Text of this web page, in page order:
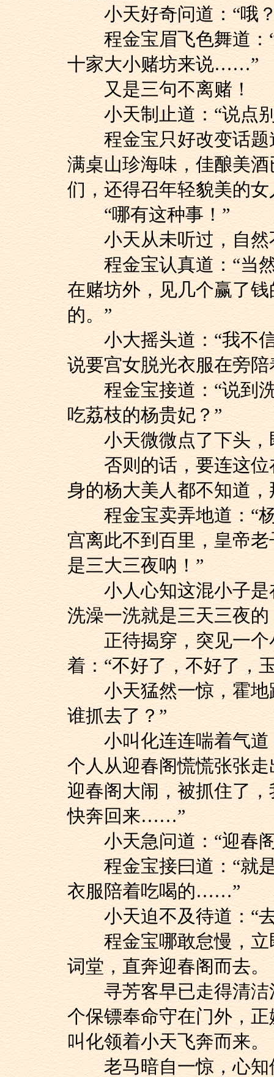
小天好奇问道：“哦？
程金宝眉飞色舞道：“
十家大小赌坊来说……”
又是三句不离赌！
小天制止道：“说点别
程金宝只好改变话题
满桌山珍海味，佳酿美
们，还得召年轻貌美的
“哪有这种事！”
小天从未听过，自然
程金宝认真道：“当然
在赌坊外，见几个赢了
的。”
小大摇头道：“我不信
说要宫女脱光衣服在旁
程金宝接道：“说到洗
吃荔枝的杨贵妃？”
小天微微点了下头，
否则的话，要连这位
身的杨大美人都不知道
程金宝卖弄地道：“杨
宫离此不到百里，皇帝
是三大三夜呐！”
小人心知这混小子是
洗澡一洗就是三天三夜的
正待揭穿，突见一个
着：“不好了，不好了，
小天猛然一惊，霍地
谁抓去了？”
小叫化连连喘着气道
个人从迎春阁慌慌张张
迎春阁大闹，被抓住了
快奔回来……”
小天急问道：“迎春阁
程金宝接曰道：“就是
衣服陪着吃喝的……”
小天迫不及待道：“去
程金宝哪敢怠慢，立
词堂，直奔迎春阁而去。
寻芳客早已走得清洁
个保镖奉命守在门外，
叫化领着小天飞奔而来。
老马暗自一惊，心知